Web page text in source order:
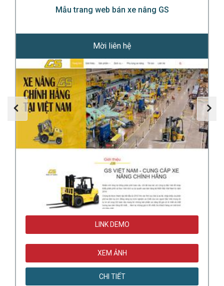
Mẫu trang web bán xe nâng GS
Mời liên hệ
LINK DEMO
XEM ẢNH
CHI TIẾT